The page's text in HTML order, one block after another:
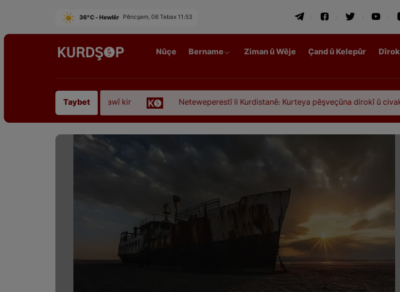
36°C - Hewlêr Pêncşem, 06 Tebax 11:53
Nûçe Bername Ziman û Wêje Çand û Kelepûr Dîrok
Taybet
koça dawî kir Neteweperestî li Kurdistanê: Kurteya pêşveçûna dirokî û civakî-siyasî